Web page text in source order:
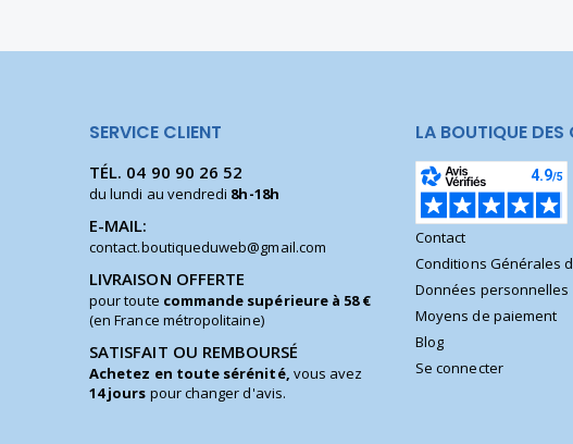
SERVICE CLIENT
TÉL. 04 90 90 26 52
du lundi au vendredi 8h-18h
E-MAIL:
contact.boutiqueduweb@gmail.com
LIVRAISON OFFERTE
pour toute commande supérieure à 58 €
(en France métropolitaine)
SATISFAIT OU REMBOURSÉ
Achetez en toute sérénité, vous avez
14 jours pour changer d'avis.
LA BOUTIQUE DES
Contact
Conditions Générales
Données personnelles
Moyens de paiement
Blog
Se connecter